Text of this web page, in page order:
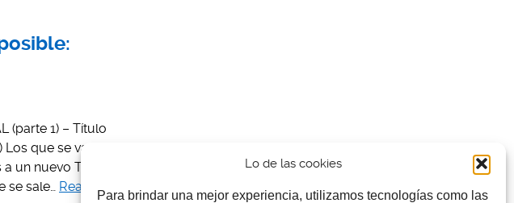
Lo de las cookies
Para brindar una mejor experiencia, utilizamos tecnologías como las
(parte 1) – Título
que se van de la
un nuevo Tiro por la
se sale… Read more »